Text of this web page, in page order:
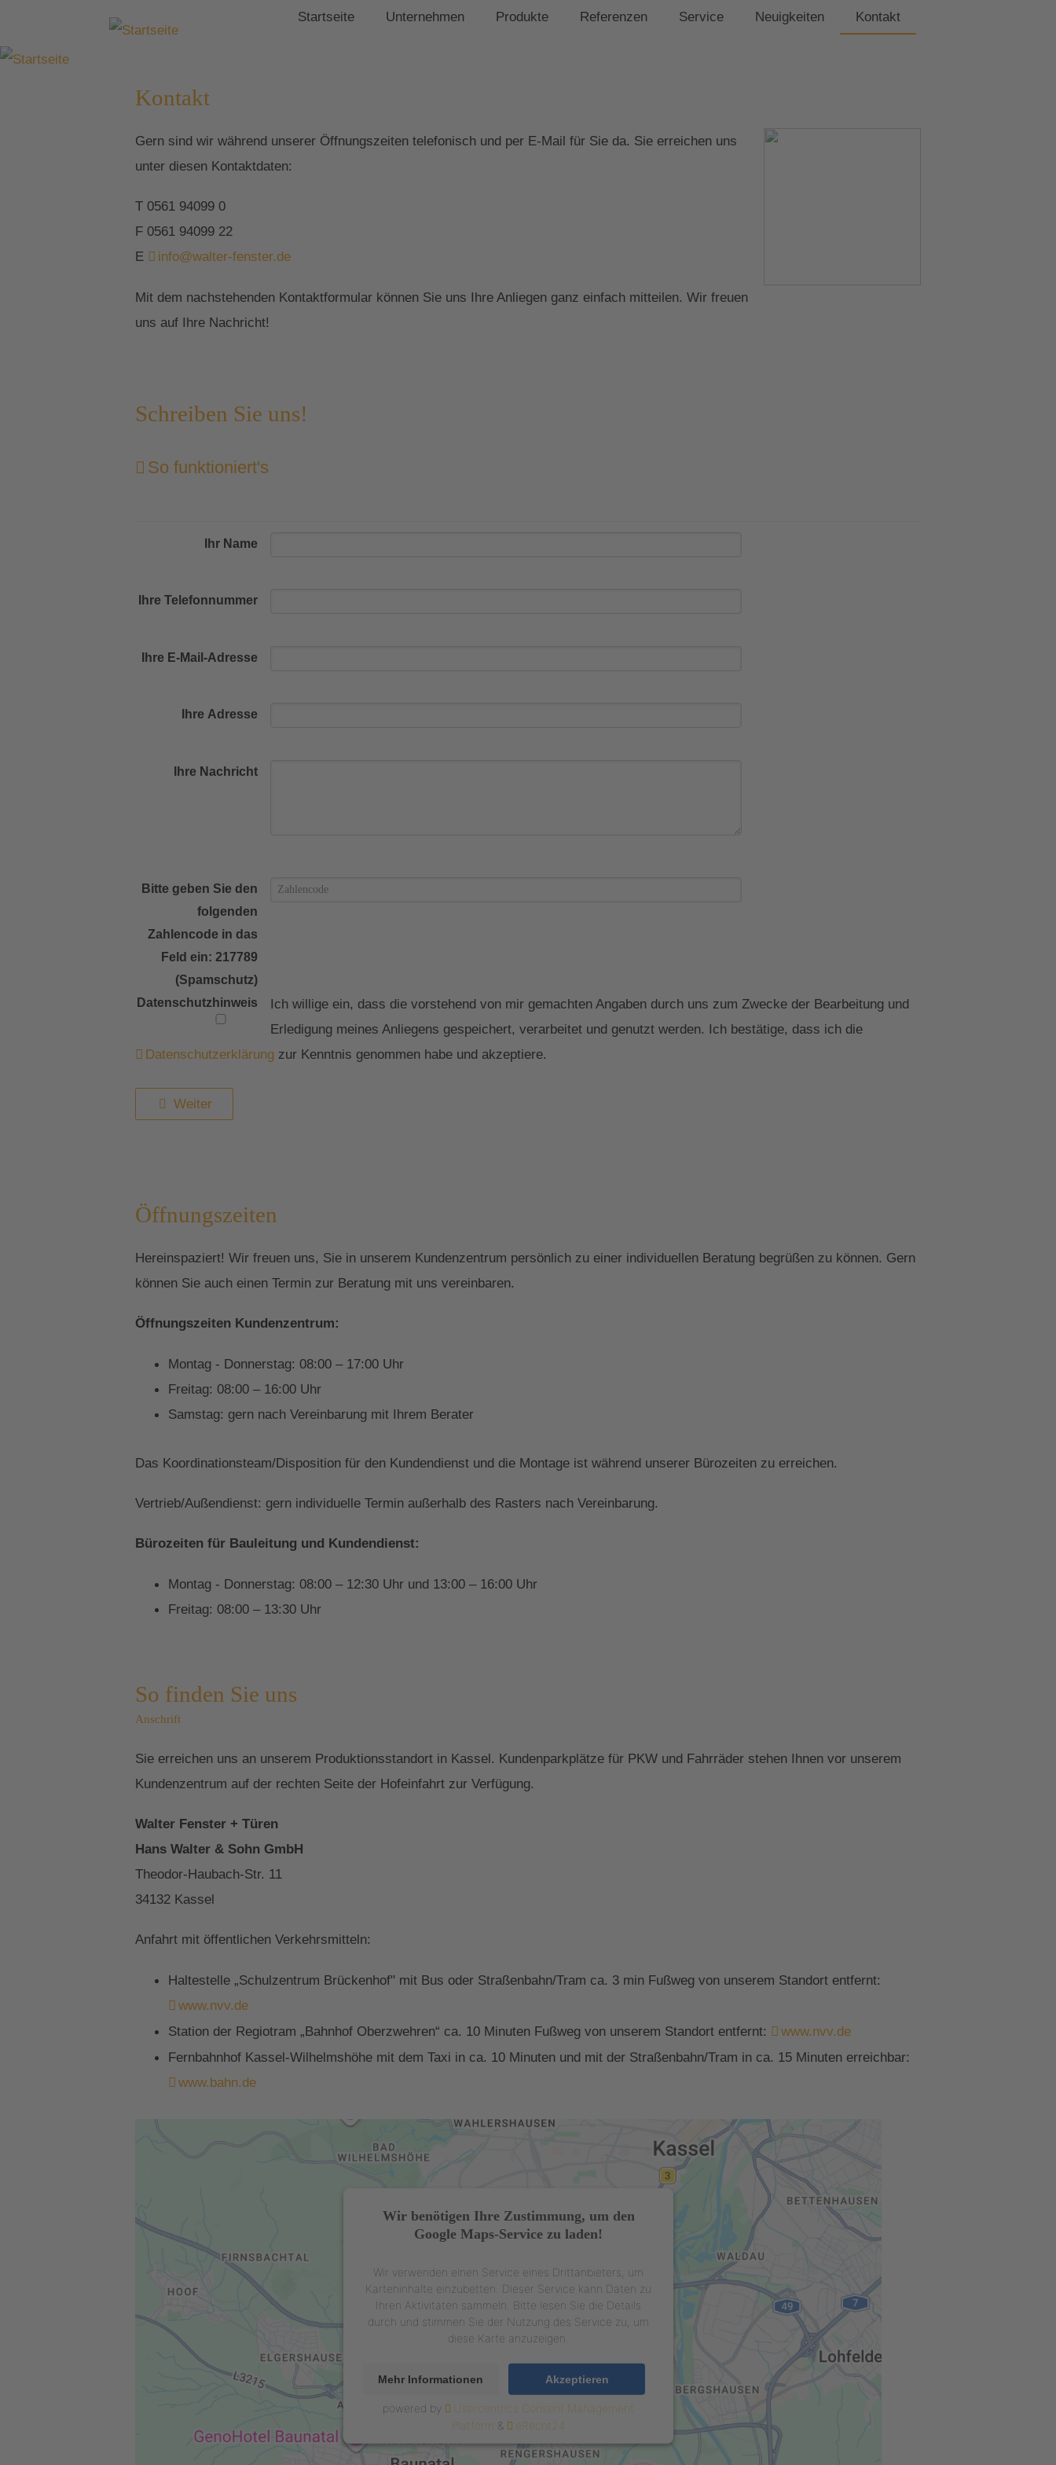
Startseite Unternehmen Produkte Referenzen Service Neuigkeiten Kontakt
Kontakt
Gern sind wir während unserer Öffnungszeiten telefonisch und per E-Mail für Sie da. Sie erreichen uns
unter diesen Kontaktdaten:
T 0561 94099 0
F 0561 94099 22
E
info@walter-fenster.de
Mit dem nachstehenden Kontaktformular können Sie uns Ihre Anliegen ganz einfach mitteilen. Wir freuen
uns auf Ihre Nachricht!
Schreiben Sie uns!
So funktioniert's
Ihr Name
Ihre Telefonnummer
Ihre E-Mail-Adresse
Ihre Adresse
Ihre Nachricht
Bitte geben Sie den
folgenden
Zahlencode in das
Feld ein: 217789
(Spamschutz)
Datenschutzhinweis
Ich willige ein, dass die vorstehend von mir gemachten Angaben durch uns zum Zwecke der Bearbeitung und
Erledigung meines Anliegens gespeichert, verarbeitet und genutzt werden. Ich bestätige, dass ich die
Datenschutzerklärungzur Kenntnis genommen habe und akzeptiere.
Weiter
Öffnungszeiten
Hereinspaziert! Wir freuen uns, Sie in unserem Kundenzentrum persönlich zu einer individuellen Beratung begrüßen zu können. Gern
können Sie auch einen Termin zur Beratung mit uns vereinbaren.
Öffnungszeiten Kundenzentrum:
Montag - Donnerstag: 08:00 – 17:00 Uhr
Freitag: 08:00 – 16:00 Uhr
Samstag: gern nach Vereinbarung mit Ihrem Berater
Das Koordinationsteam/Disposition für den Kundendienst und die Montage ist während unserer Bürozeiten zu erreichen.
Vertrieb/Außendienst: gern individuelle Termin außerhalb des Rasters nach Vereinbarung.
Bürozeiten für Bauleitung und Kundendienst:
Montag - Donnerstag: 08:00 – 12:30 Uhr und 13:00 – 16:00 Uhr
Freitag: 08:00 – 13:30 Uhr
So finden Sie uns
Anschrift
Sie erreichen uns an unserem Produktionsstandort in Kassel. Kundenparkplätze für PKW und Fahrräder stehen Ihnen vor unserem
Kundenzentrum auf der rechten Seite der Hofeinfahrt zur Verfügung.
Walter Fenster + Türen
Hans Walter & Sohn GmbH
Theodor-Haubach-Str. 11
34132 Kassel
Anfahrt mit öffentlichen Verkehrsmitteln:
Haltestelle „Schulzentrum Brückenhof" mit Bus oder Straßenbahn/Tram ca. 3 min Fußweg von unserem Standort entfernt:
www.nvv.de
Station der Regiotram „Bahnhof Oberzwehren“ ca. 10 Minuten Fußweg von unserem Standort entfernt:
www.nvv.de
Fernbahnhof Kassel-Wilhelmshöhe mit dem Taxi in ca. 10 Minuten und mit der Straßenbahn/Tram in ca. 15 Minuten erreichbar:
www.bahn.de
Wir benötigen Ihre Zustimmung, um den
Google Maps-Service zu laden!
Wir verwenden einen Service eines Drittanbieters, um
Karteninhalte einzubetten. Dieser Service kann Daten zu
Ihren Aktivitäten sammeln. Bitte lesen Sie die Details
durch und stimmen Sie der Nutzung des Service zu, um
diese Karte anzuzeigen.
Mehr Informationen Akzeptieren
powered by
Usercentrics Consent Management
Platform & eRecht24